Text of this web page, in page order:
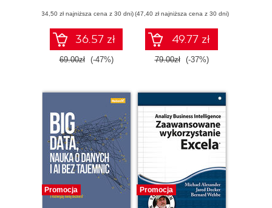
(34,50 zł najniższa cena z 30 dni)
36.57 zł
69.00zł (-47%)
wykresów
(47,40 zł najniższa cena z 30 dni)
49.77 zł
79.00zł (-37%)
Promocja Promocja